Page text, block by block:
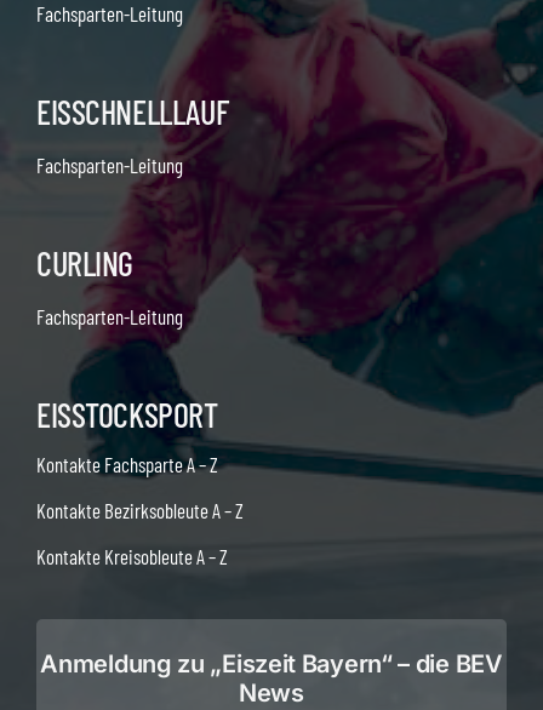
Fachsparten-Leitung
EISSCHNELLLAUF
Fachsparten-Leitung
CURLING
Fachsparten-Leitung
EISSTOCKSPORT
Kontakte Fachsparte A – Z
Kontakte Bezirksobleute A – Z
Kontakte Kreisobleute A – Z
Anmeldung zu „Eiszeit Bayern“ – die BEV
News